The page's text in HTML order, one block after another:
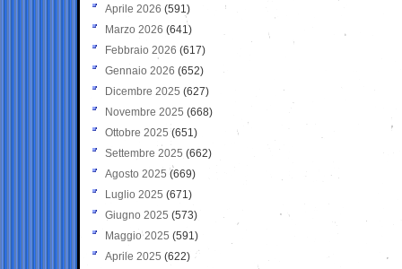
Aprile 2026 (591)
Marzo 2026 (641)
Febbraio 2026 (617)
Gennaio 2026 (652)
Dicembre 2025 (627)
Novembre 2025 (668)
Ottobre 2025 (651)
Settembre 2025 (662)
Agosto 2025 (669)
Luglio 2025 (671)
Giugno 2025 (573)
Maggio 2025 (591)
Aprile 2025 (622)